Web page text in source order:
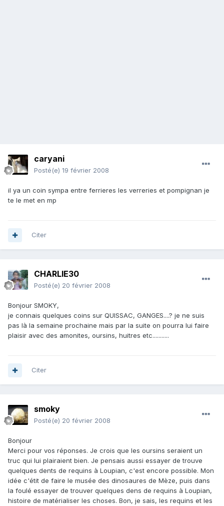
caryani
Posté(e) 19 février 2008
il ya un coin sympa entre ferrieres les verreries et pompignan je
te le met en mp
Citer
CHARLIE30
Posté(e) 20 février 2008
Bonjour SMOKY,
je connais quelques coins sur QUISSAC, GANGES....? je ne suis
pas là la semaine prochaine mais par la suite on pourra lui faire
plaisir avec des amonites, oursins, huitres etc...........
Citer
smoky
Posté(e) 20 février 2008
Bonjour
Merci pour vos réponses. Je crois que les oursins seraient un
truc qui lui plairaient bien. Je pensais aussi essayer de trouve
quelques dents de requins à Loupian, c'est encore possible. Mon
idée c'étit de faire le musée des dinosaures de Mèze, puis dans
la foulé essayer de trouver quelques dens de requins à Loupian,
histoire de matérialiser les choses. Bon, je sais, les requins et les